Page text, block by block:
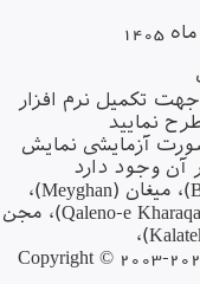
تکمیل نرم افزار
نمایید
آزمایشی نمایش
وجود دارد
،میغان (Meyghan)
،
،مجن
،
Copyright © 2003-